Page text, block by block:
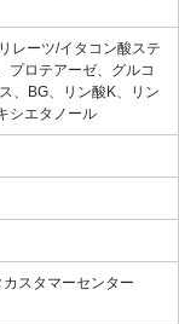
レーツ/イタコン酸ステ
プロテアーゼ、グルコ
、BG、リン酸K、リン
シエタノール
スタマーセンター